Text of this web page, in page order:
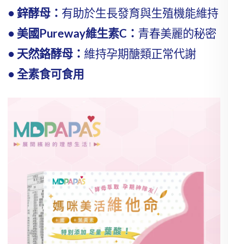
• 鋅酵母： 有助於生長發育與生殖機能維持
• 美國Pureway維生素C： 青春美麗的秘密
• 天然鉻酵母： 維持孕期醣類正常代謝
• 全素食可食用